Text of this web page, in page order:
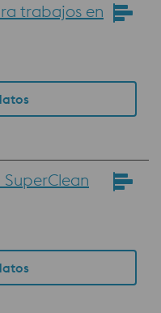
trabajos en